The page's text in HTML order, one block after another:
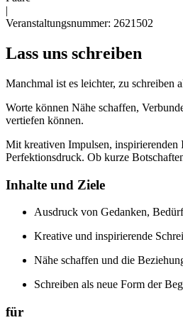
|
Veranstaltungsnummer: 2621502
Lass uns schreiben
Manchmal ist es leichter, zu schreiben
Worte können Nähe schaffen,
vertiefen können.
Mit kreativen Impulsen, inspirierenden
Perfektionsdruck. Ob kurze
Inhalte und Ziele
Ausdruck von Gedanken,
Kreative und inspirierende
Nähe schaffen und die
Schreiben als neue Form der
für